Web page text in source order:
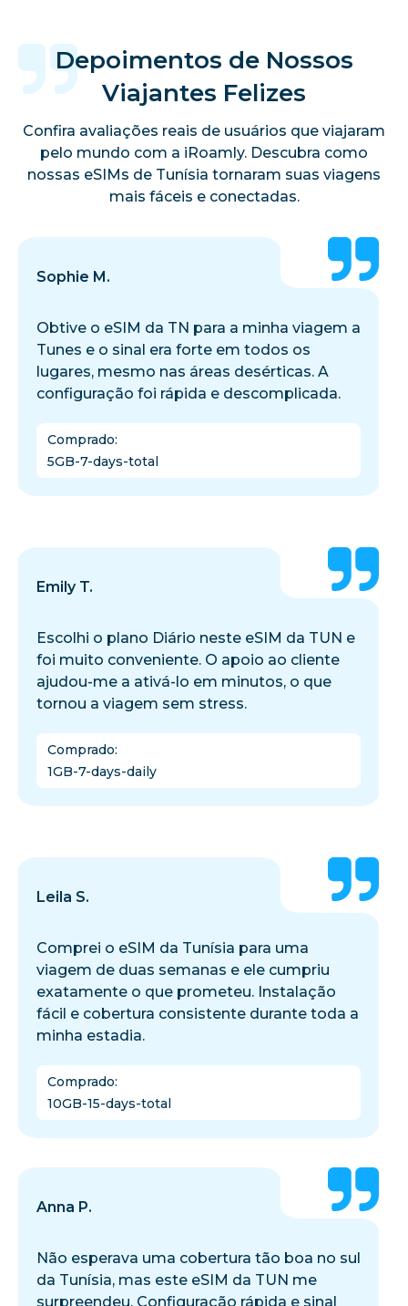
Depoimentos de Nossos
Viajantes Felizes
Confira avaliações reais de usuários que viajaram
pelo mundo com a iRoamly. Descubra como
nossas eSIMs de Tunísia tornaram suas viagens
mais fáceis e conectadas.
Sophie M.
Obtive o eSIM da TN para a minha viagem a
Tunes e o sinal era forte em todos os
lugares, mesmo nas áreas desérticas. A
configuração foi rápida e descomplicada.
Comprado:
5GB-7-days-total
Emily T.
Escolhi o plano Diário neste eSIM da TUN e
foi muito conveniente. O apoio ao cliente
ajudou-me a ativá-lo em minutos, o que
tornou a viagem sem stress.
Comprado:
1GB-7-days-daily
Leila S.
Comprei o eSIM da Tunísia para uma
viagem de duas semanas e ele cumpriu
exatamente o que prometeu. Instalação
fácil e cobertura consistente durante toda a
minha estadia.
Comprado:
10GB-15-days-total
Anna P.
Não esperava uma cobertura tão boa no sul
da Tunísia, mas este eSIM da TUN me
surpreendeu. Configuração rápida e sinal